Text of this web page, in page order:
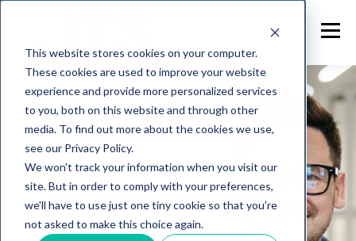
This website stores cookies on your computer.
These cookies are used to improve your website
experience and provide more personalized services
to you, both on this website and through other
media. To find out more about the cookies we use,
see our Privacy Policy.
We won't track your information when you visit our
site. But in order to comply with your preferences,
we'll have to use just one tiny cookie so that you're
not asked to make this choice again.